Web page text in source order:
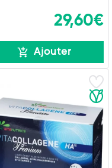
29,60€
Ajouter